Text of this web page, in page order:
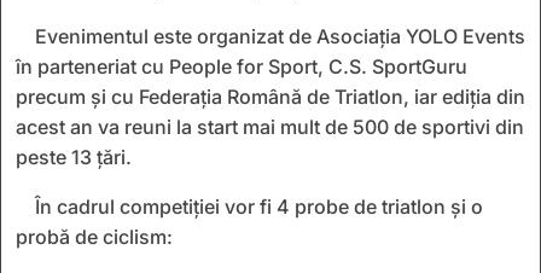
Evenimentul este organizat de Asociația YOLO Events
în parteneriat cu People for Sport, C.S. SportGuru
precum și cu Federația Română de Triatlon, iar ediția din
acest an va reuni la start mai mult de 500 de sportivi din
peste 13 țări.
În cadrul competiției vor fi 4 probe de triatlon şi o
probă de ciclism: